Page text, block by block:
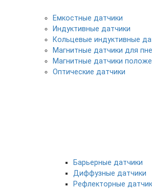
Емкостные датчики
Индуктивные датчики
Кольцевые индуктивные
Магнитные датчики для
Магнитные датчики
Оптические датчики
Барьерные датчики
Диффузные датчики
Рефлекторные